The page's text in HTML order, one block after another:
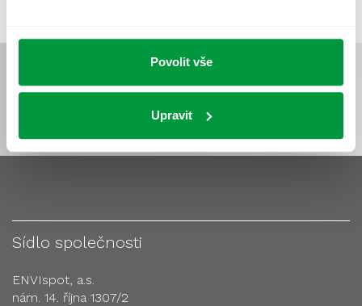
Povolit vše
Upravit
Sídlo společnosti
ENVIspot, a.s.
nám. 14. října 1307/2